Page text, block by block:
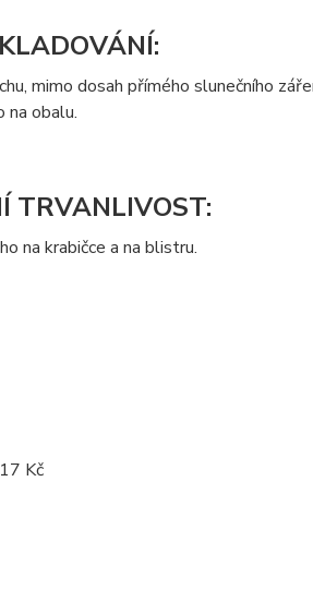
mimo dosah přímého slunečního
na obalu.
TRVANLIVOST:
na krabičce a na blistru.
Kč